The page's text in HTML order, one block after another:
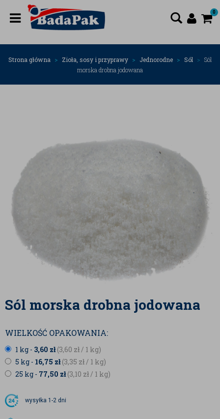
0
Strona główna Zioła, sosy i przyprawy Jednorodne Sól
Sól
morska drobna jodowana
Sól morska drobna jodowana
WIELKOŚĆ OPAKOWANIA:
1 kg - 3,60 zł(3,60 zł / 1 kg)
5 kg - 16,75 zł(3,35 zł / 1 kg)
25 kg - 77,50 zł(3,10 zł / 1 kg)
wysyłka 1-2 dni